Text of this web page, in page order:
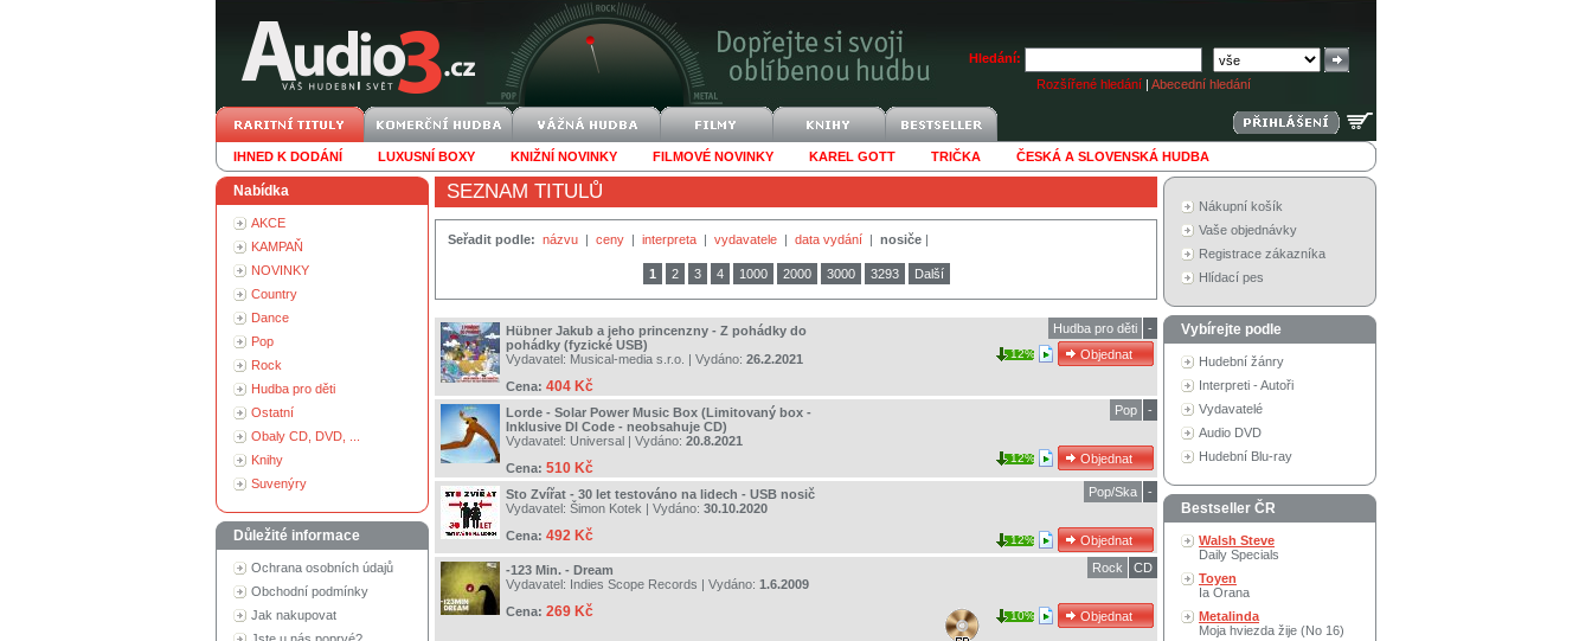
Hledání:
Rozšířené hledání | Abecední hledání
IHNED K DODÁNÍ LUXUSNÍ BOXY KNIŽNÍ NOVINKY FILMOVÉ NOVINKY KAREL GOTT TRIČKA ČESKÁ A SLOVENSKÁ HUDBA
Nabídka
AKCE
KAMPAŇ
NOVINKY
Country
Dance
Pop
Rock
Hudba pro děti
Ostatní
Obaly CD, DVD, ...
Knihy
Suvenýry
Důležité informace
Ochrana osobních údajů
Obchodní podmínky
Jak nakupovat
SEZNAM TITULŮ
Seřadit podle: názvu | ceny | interpreta | vydavatele | data vydání | nosiče |
1 2 3 4 1000 2000 3000 3293 Další
Hübner Jakub a jeho princenzny - Z pohádky do
pohádky (fyzické USB)
Vydavatel: Musical-media s.r.o. | Vydáno: 26.2.2021
Cena: 404 Kč
-
Hudba pro děti
12%
Lorde - Solar Power Music Box (Limitovaný box -
Inklusive Dl Code - neobsahuje CD)
Vydavatel: Universal | Vydáno: 20.8.2021
Cena: 510 Kč
-
Pop
12%
Sto Zvířat - 30 let testováno na lidech - USB nosič
Vydavatel: Šimon Kotek | Vydáno: 30.10.2020
Cena: 492 Kč
-
Pop/Ska
12%
-123 Min. - Dream
Vydavatel: Indies Scope Records | Vydáno: 1.6.2009
Cena: 269 Kč
CD
Rock
10%
Nákupní košík
Vaše objednávky
Registrace zákazníka
Hlídací pes
Vybírejte podle
Hudební žánry
Interpreti - Autoři
Vydavatelé
Audio DVD
Hudební Blu-ray
Bestseller ČR
Walsh Steve
Daily Specials
Toyen
Ia Orana
Metalinda
Moja hviezda žije (No 16)